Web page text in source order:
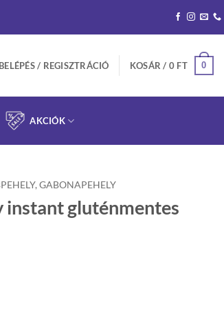
BELÉPÉS / REGISZTRÁCIÓ KOSÁR / 0 FT 0
AKCIÓK
GABONAPEHELY
instant gluténmentes